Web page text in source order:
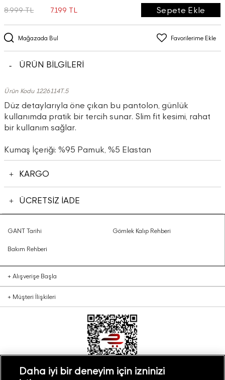
Mağazada Bul Favorilerime Ekle
8.999 TL 7.199 TL Sepete Ekle
ÜRÜN BİLGİLERİ
Ürün Kodu 1226114T.5
Düz detaylarıyla öne çıkan bu pantolon, günlük
kullanımda pratik bir tercih sunar. Slim fit kesimi, rahat
bir kullanım sağlar.
Kumaş İçeriği: %95 Pamuk, %5 Elastan
KARGO
ÜCRETSİZ İADE
GANT Tarihi Gömlek Kalıp Rehberi
Bakım Rehberi
+ Alışverişe Başla
+ Müşteri İlişkileri
Daha iyi bir deneyim için izninizi